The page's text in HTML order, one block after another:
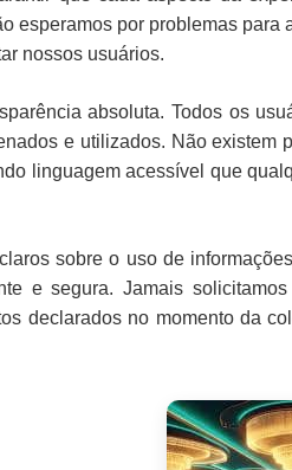
esperamos por problemas
nossos usuários.
absoluta. Todos os
e utilizados. Não
linguagem acessível que
sobre o uso de
e segura. Jamais
declarados no momento da